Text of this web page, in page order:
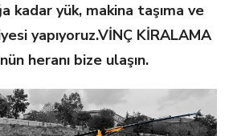
kadar yük, makina taşıma ve
yapıyoruz.VİNÇ KİRALAMA
heranı bize ulaşın.